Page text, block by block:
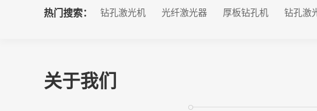
热门搜索： 钻孔激光机 光纤激光器 厚板钻孔机 钻孔激
关于我们